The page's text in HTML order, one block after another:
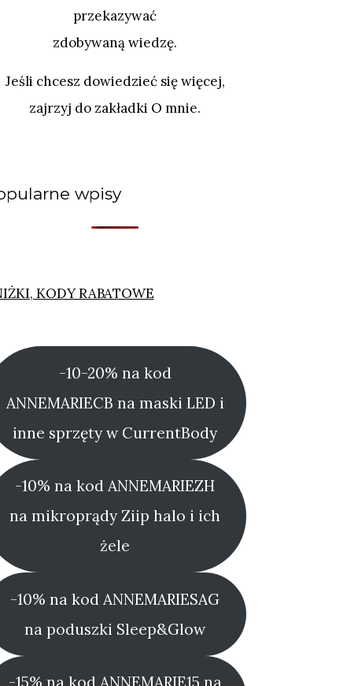
przekazywać
zdobywaną wiedzę.
Jeśli chcesz dowiedzieć się więcej,
zajrzyj do zakładki O mnie.
wpisy
KODY RABATOWE
-10-20% na kod
ANNEMARIECB na maski LED i
inne sprzęty w CurrentBody
-10% na kod ANNEMARIEZH
na mikroprądy Ziip halo i ich
żele
-10% na kod ANNEMARIESAG
na poduszki Sleep&Glow